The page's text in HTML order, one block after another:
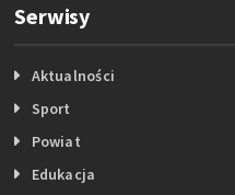
Serwisy
Aktualności
Sport
Powiat
Edukacja